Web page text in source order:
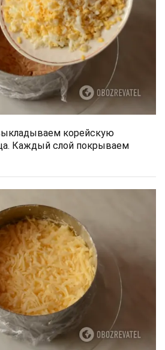
корейскую
Каждый слой покрываем